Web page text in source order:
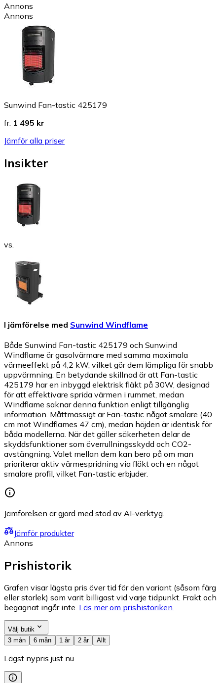
Annons
Annons
Sunwind Fan-tastic 425179
fr. 1 495 kr
Jämför alla priser
Insikter
vs.
I jämförelse med Sunwind Windflame
Både Sunwind Fan-tastic 425179 och Sunwind
Windflame är gasolvärmare med samma maximala
värmeeffekt på 4,2 kW, vilket gör dem lämpliga för snabb
uppvärmning. En betydande skillnad är att Fan-tastic
425179 har en inbyggd elektrisk fläkt på 30W, designad
för att effektivare sprida värmen i rummet, medan
Windflame saknar denna funktion enligt tillgänglig
information. Måttmässigt är Fan-tastic något smalare (40
cm mot Windflames 47 cm), medan höjden är identisk för
båda modellerna. När det gäller säkerheten delar de
skyddsfunktioner som överrullningsskydd och CO2-
avstängning. Valet mellan dem kan bero på om man
prioriterar aktiv värmespridning via fläkt och en något
smalare profil, vilket Fan-tastic erbjuder.
Jämförelsen är gjord med stöd av AI-verktyg.
Jämför produkter
Annons
Prishistorik
Grafen visar lägsta pris över tid för den variant (såsom färg
eller storlek) som varit billigast vid varje tidpunkt. Frakt och
begagnat ingår inte. Läs mer om prishistoriken.
Välj butik
3 mån
6 mån 1 år 2 år Allt
Lägst nypris just nu